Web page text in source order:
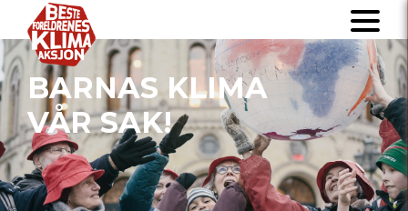
BARNAS KLIMA
VÅR SAK!